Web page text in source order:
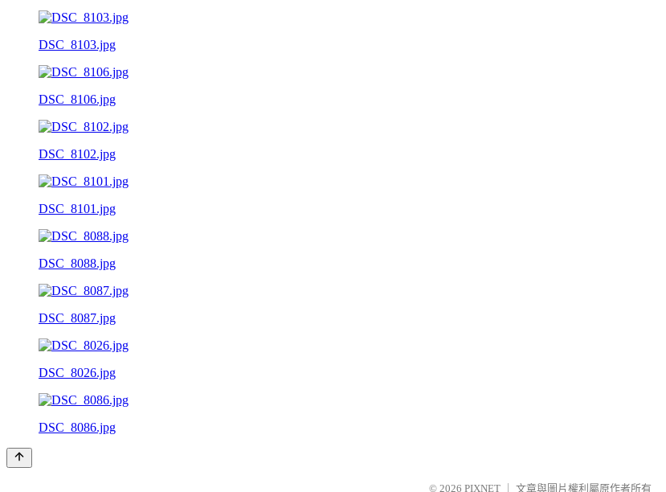
DSC_8103.jpg
DSC_8106.jpg
DSC_8102.jpg
DSC_8101.jpg
DSC_8088.jpg
DSC_8087.jpg
DSC_8026.jpg
DSC_8086.jpg
© 2026 PIXNET 文章與圖片權利屬原作者所有